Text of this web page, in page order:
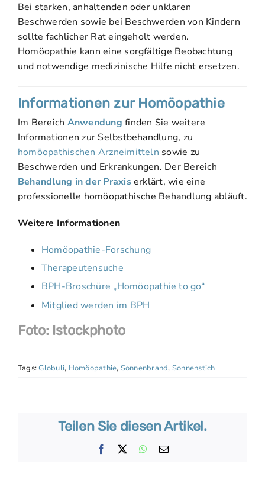
Bei starken, anhaltenden oder unklaren
Beschwerden sowie bei Beschwerden von Kindern
sollte fachlicher Rat eingeholt werden.
Homöopathie kann eine sorgfältige Beobachtung
und notwendige medizinische Hilfe nicht ersetzen.
Informationen zur Homöopathie
Im Bereich Anwendung finden Sie weitere
Informationen zur Selbstbehandlung, zu
homöopathischen Arzneimitteln sowie zu
Beschwerden und Erkrankungen. Der Bereich
Behandlung in der Praxiserklärt, wie eine
professionelle homöopathische Behandlung abläuft.
Weitere Informationen
Homöopathie-Forschung
Therapeutensuche
BPH-Broschüre „Homöopathie to go“
Mitglied werden im BPH
Foto: Istockphoto
Tags:Globuli, Homöopathie, Sonnenbrand, Sonnenstich
Teilen Sie diesen Artikel.
Facebook WhatsApp
E-